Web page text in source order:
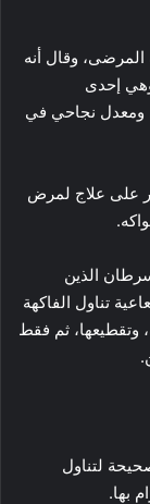
وقال أنه
إحدى
ومعدل نجاحي في
على علاج لمرض
الذين
تناول الفاكهة
وتقطيعها، ثم فقط
لتناول
بها.